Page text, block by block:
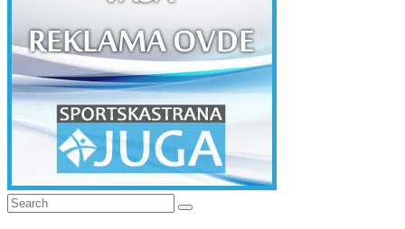
Search
for:
Search